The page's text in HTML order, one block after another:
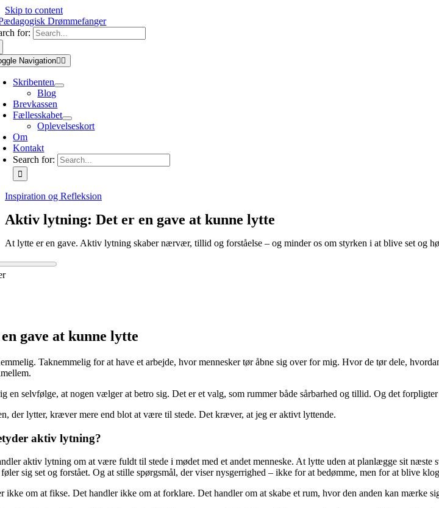
Skip to content
for:
Navigation
Skribenten
Blog
Brevkassen
Fællesskabet
Oplevelseskort
Om
Kontakt
Search for:
Inspiration og Refleksion
Aktiv lytning: Det er en gave at kunne lytte
At lytte er en gave. Aktiv lytning skaber nærvær, tillid og forståelse – og minder os om styrken i at blive set og
gave at kunne lytte
Taknemmelig for at have et arbejde, hvor mennesker tør åbne sig over for mig. Hvor de tør dele,
en selvfølge, at nogen vælger at betro sig. Det er et valg, som rummer både sårbarhed og tillid. Og det
der lytter, kræver mere end blot at være til stede. Det kræver, at jeg er aktivt lyttende.
aktiv lytning?
aktiv lytning om at være fuldt til stede i mødet med et andet menneske. At lytte uden at planlægge sit
sig set og forstået. Og at stille spørgsmål, der viser nysgerrighed – ikke for at bedømme, men for at blive
ikke om at fikse. Det handler ikke om at forklare. Det handler om at skabe et rum, hvor den anden kan mærke